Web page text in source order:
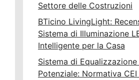
Settore delle Costruzioni
BTicino LivingLight:
Sistema di Illuminazione
Intelligente per la Casa
Sistema di Equalizzazione
Potenziale: Normativa